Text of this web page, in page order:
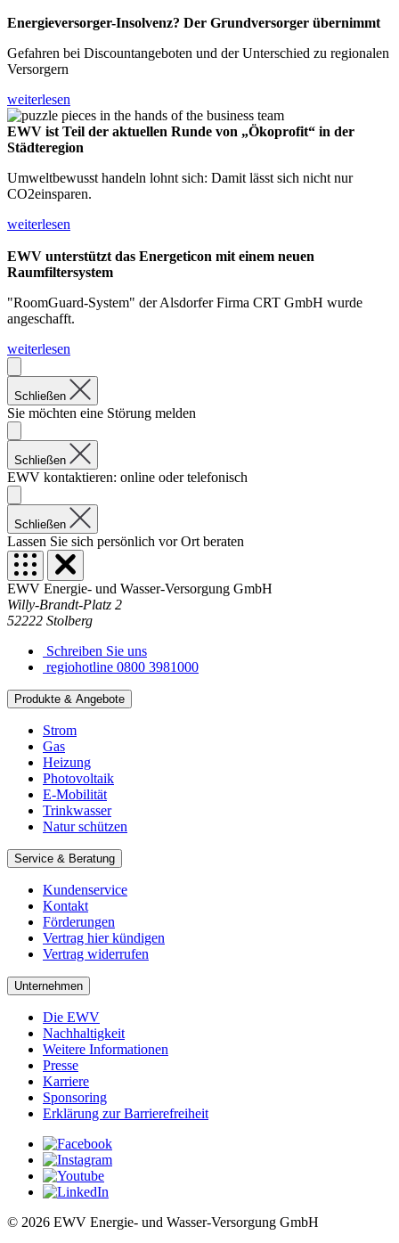
Energieversorger-Insolvenz? Der Grundversorger übernimmt
Gefahren bei Discountangeboten und der Unterschied zu regionalen
Versorgern
weiterlesen
EWV ist Teil der aktuellen Runde von „Ökoprofit“ in der
Städteregion
Umweltbewusst handeln lohnt sich: Damit lässt sich nicht nur
CO2einsparen.
weiterlesen
EWV unterstützt das Energeticon mit einem neuen
Raumfiltersystem
"RoomGuard-System" der Alsdorfer Firma CRT GmbH wurde
angeschafft.
weiterlesen
Schließen
Sie möchten eine Störung melden
Schließen
EWV kontaktieren: online oder telefonisch
Schließen
Lassen Sie sich persönlich vor Ort beraten
EWV Energie- und Wasser-Versorgung GmbH
Willy-Brandt-Platz 2
52222 Stolberg
Schreiben Sie uns
regiohotline 0800 3981000
Produkte & Angebote
Strom
Gas
Heizung
Photovoltaik
E-Mobilität
Trinkwasser
Natur schützen
Service & Beratung
Kundenservice
Kontakt
Förderungen
Vertrag hier kündigen
Vertrag widerrufen
Unternehmen
Die EWV
Nachhaltigkeit
Weitere Informationen
Presse
Karriere
Sponsoring
Erklärung zur Barrierefreiheit
© 2026 EWV Energie- und Wasser-Versorgung GmbH